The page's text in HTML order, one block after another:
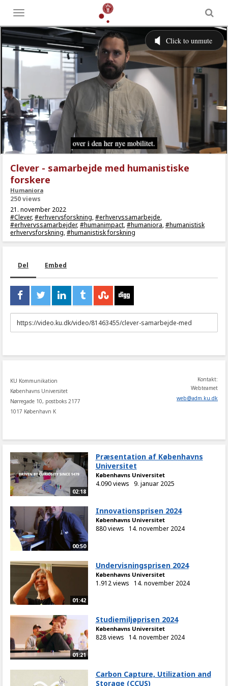
Toggle
menu
Clever - samarbejde med humanistiske
forskere
Humaniora
250 views
21. november 2022
#Clever,#erhvervsforskning,#erhvervssamarbejde,
#erhvervssamarbejder,#humanimpact,#humaniora,#humanistisk
erhvervsforskning,#humanistisk forskning
Del Embed
URL
to
KU Kommunikation
Københavns Universitet
Nørregade 10, postboks 2177
1017 København K
Kontakt:
Webteamet
web@adm.ku.dk
02:18
Præsentation af Københavns
Universitet
Københavns Universitet
4.090 views 9. januar 2025
00:50
Innovationsprisen 2024
Københavns Universitet
880 views 14. november 2024
01:42
Undervisningsprisen 2024
Københavns Universitet
1.912 views 14. november 2024
01:21
Studiemiljøprisen 2024
Københavns Universitet
828 views 14. november 2024
Carbon Capture, Utilization and
Storage (CCUS)